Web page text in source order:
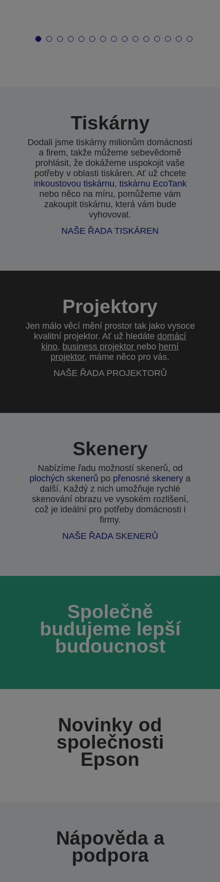
Tiskárny
Dodali jsme tiskárny milionům domácností
a firem, takže můžeme sebevědomě
prohlásit, že dokážeme uspokojit vaše
potřeby v oblasti tiskáren. Ať už chcete
inkoustovou tiskárnu, tiskárnu EcoTank
nebo něco na míru, pomůžeme vám
zakoupit tiskárnu, která vám bude
vyhovovat.
NAŠE ŘADA TISKÁREN
Projektory
Jen málo věcí mění prostor tak jako vysoce
kvalitní projektor. Ať už hledáte domácí
kino, business projektor nebo herní
projektor, máme něco pro vás.
NAŠE ŘADA PROJEKTORŮ
Skenery
Nabízíme řadu možností skenerů, od
plochých skenerů po přenosné skenery a
další. Každý z nich umožňuje rychlé
skenování obrazu ve vysokém rozlišení,
což je ideální pro potřeby domácnosti i
firmy.
NAŠE ŘADA SKENERŮ
Společně
budujeme lepší
budoucnost
Novinky od
společnosti
Epson
Nápověda a
podpora